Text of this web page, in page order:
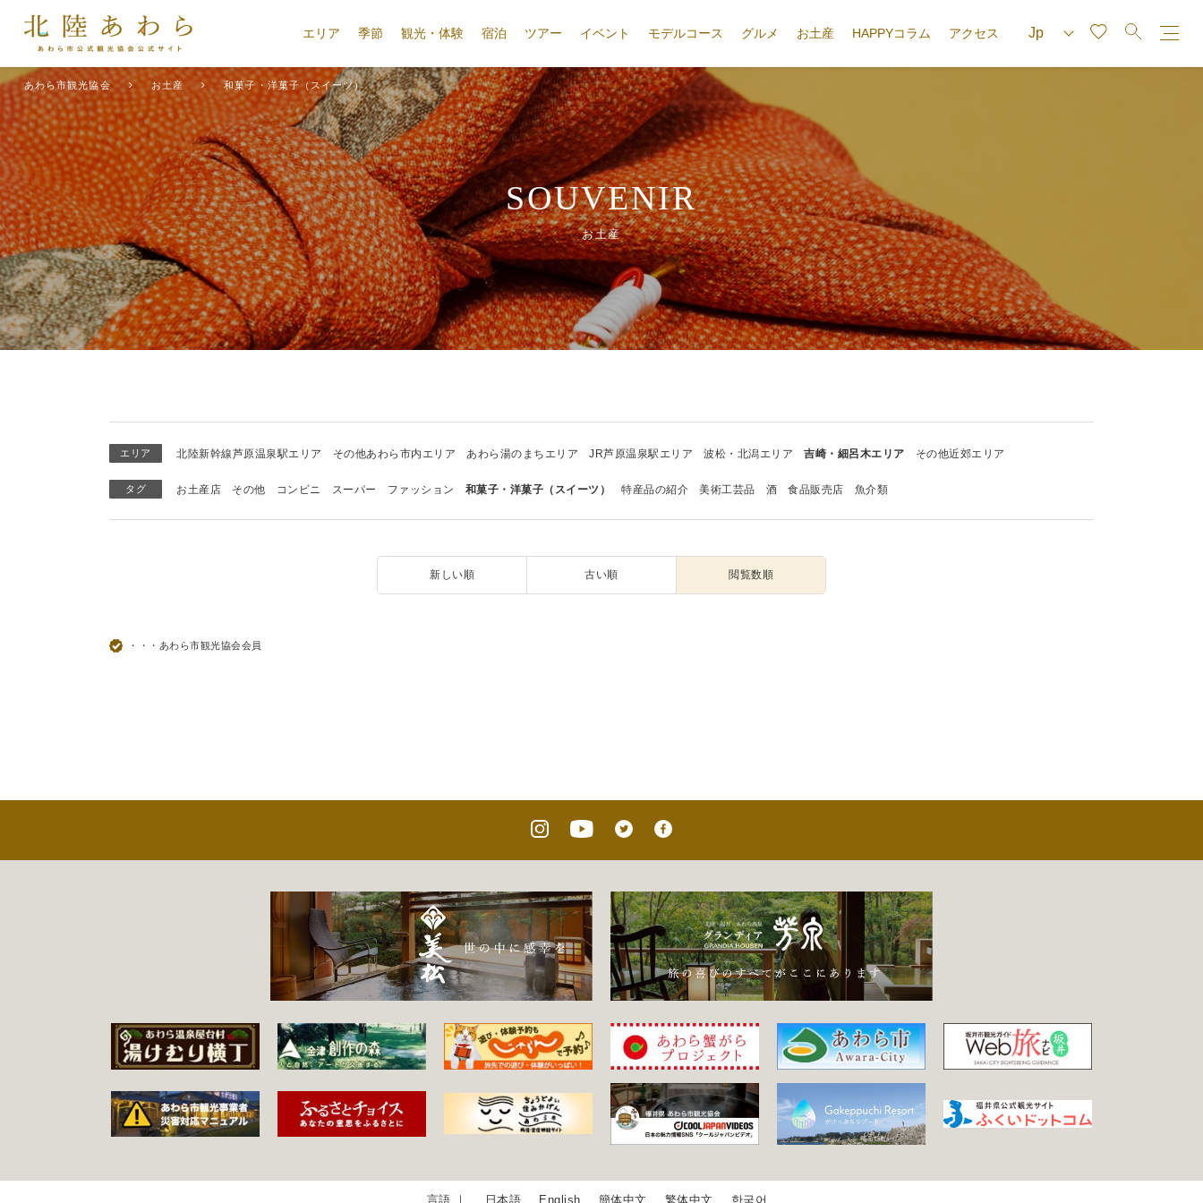
エリア 季節 観光・体験 宿泊 ツアー イベント モデルコース グルメ お土産 HAPPYコラム アクセス
あわら市観光協会 お土産 和菓子・洋菓子（スイーツ）
SOUVENIR
お土産
エリア 北陸新幹線芦原温泉駅エリア その他あわら市内エリア あわら湯のまちエリア JR芦原温泉駅エリア 波松・北潟エリア 吉崎・細呂木エリア その他近郊エリア
タグ お土産店 その他 コンビニ スーパー ファッション 和菓子・洋菓子（スイーツ） 特産品の紹介 美術工芸品 酒 食品販売店 魚介類
新しい順 古い順 閲覧数順
・・・あわら市観光協会会員
日本語 English 簡体中文 繁体中文 한국어